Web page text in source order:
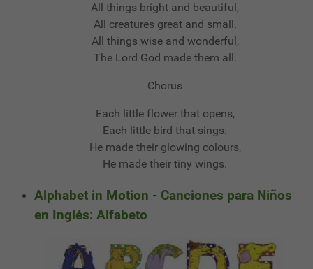
All things bright and beautiful,
All creatures great and small.
All things wise and wonderful,
The Lord God made them all.
Chorus
Each little flower that opens,
Each little bird that sings.
He made their glowing colours,
He made their tiny wings.
Alphabet in Motion - Canciones para Niños
en Inglés: Alfabeto